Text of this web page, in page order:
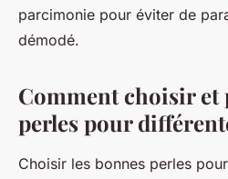
parcimonie pour éviter de
démodé.
Comment choisir et
perles pour
Choisir les bonnes perles